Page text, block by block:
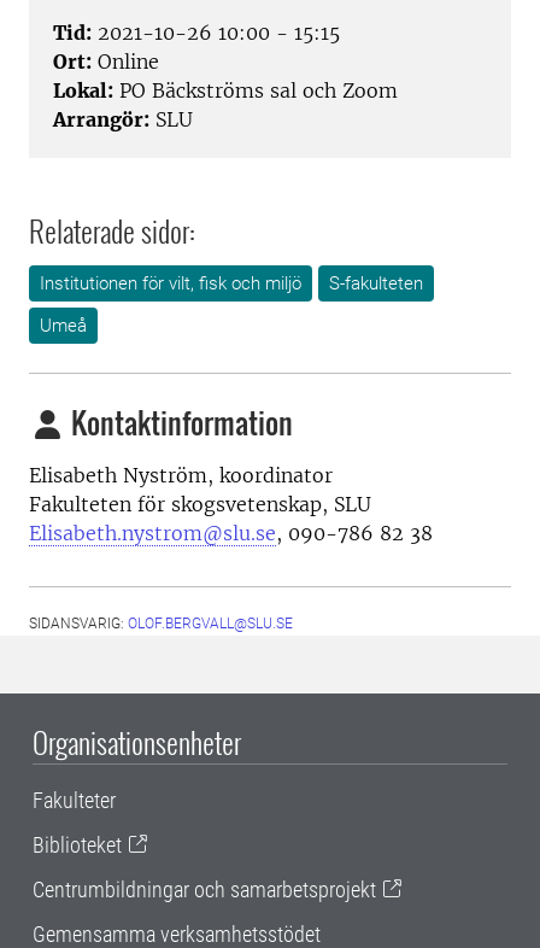
Tid: 2021-10-26 10:00 - 15:15
Ort: Online
Lokal: PO Bäckströms sal och Zoom
Arrangör: SLU
Relaterade sidor:
Institutionen för vilt, fisk och miljö
S-fakulteten
Umeå
Kontaktinformation
Elisabeth Nyström, koordinator
Fakulteten för skogsvetenskap, SLU
Elisabeth.nystrom@slu.se, 090-786 82 38
SIDANSVARIG: OLOF.BERGVALL@SLU.SE
Organisationsenheter
Fakulteter
Biblioteket
Centrumbildningar och samarbetsprojekt
Gemensamma verksamhetsstödet